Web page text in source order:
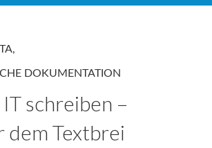
,
DOKUMENTATION
schreiben –
dem Textbrei